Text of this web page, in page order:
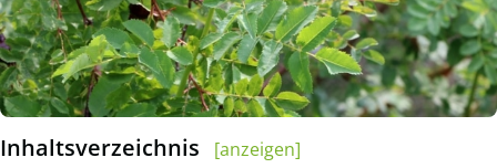
Inhaltsverzeichnis
[anzeigen]